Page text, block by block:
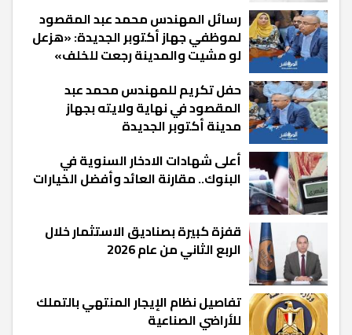
رسائل المهندس محمد عبد المقصود
لموظفي جهاز أكتوبر الجديدة: «هزعل
لو مشيت والمدينة رجعت للخلف»
حفل تكريم للمهندس محمد عبد
المقصود في نهاية ولايته بجهاز
مدينة أكتوبر الجديدة
أعلى شهادات الادخار السنوية في
البنوك.. مقارنة العائد وأفضل الخيارات
قفزة كبيرة بصناديق الاستثمار خلال
الربع الثاني من عام 2026
تفاصيل نظام الإيجار المنتهي بالتملك
للأراضي الصناعية